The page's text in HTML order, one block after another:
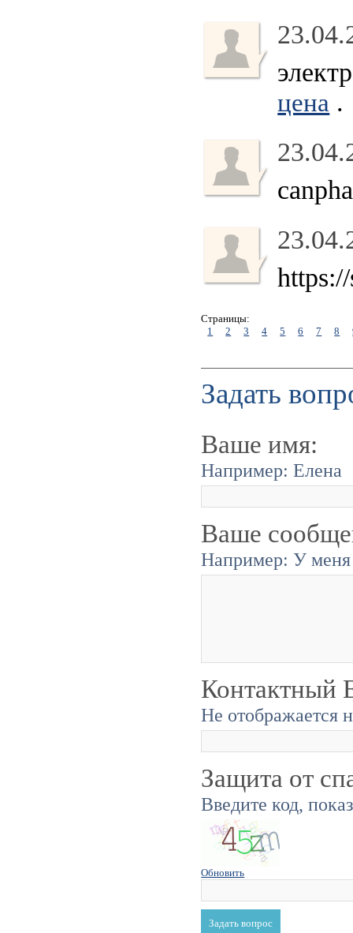
цена .
Страницы:
1
2 3 4 5 6 7 8
Задать
Ваше имя:
Например: Елена
Ваше
Например: У меня
Контактный
Не отображается
Защита от
Введите код,
Обновить